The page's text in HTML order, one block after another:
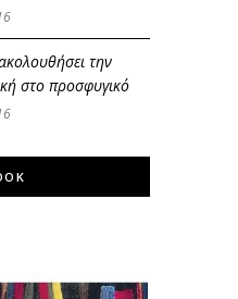
την
στο προσφυγικό